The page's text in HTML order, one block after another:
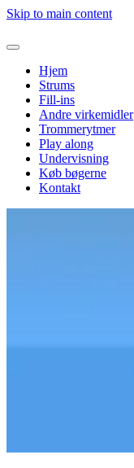
Skip to main content
Hjem
Strums
Fill-ins
Andre virkemidler
Trommerytmer
Play along
Undervisning
Køb bøgerne
Kontakt